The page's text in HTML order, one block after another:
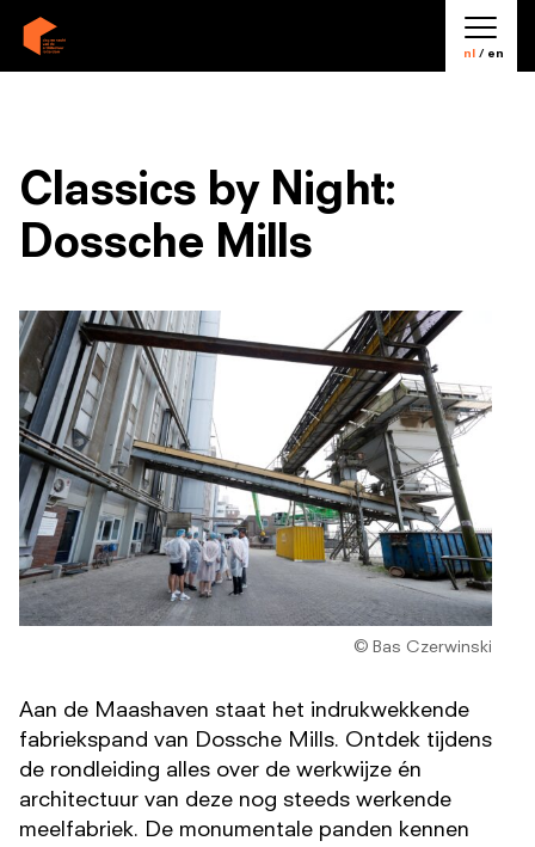
nl / en
Classics by Night:
Dossche Mills
© Bas Czerwinski
Aan de Maashaven staat het indrukwekkende
fabriekspand van Dossche Mills. Ontdek tijdens
de rondleiding alles over de werkwijze én
architectuur van deze nog steeds werkende
meelfabriek. De monumentale panden kennen